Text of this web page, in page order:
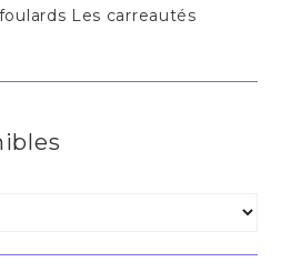
foulards Les carreautés